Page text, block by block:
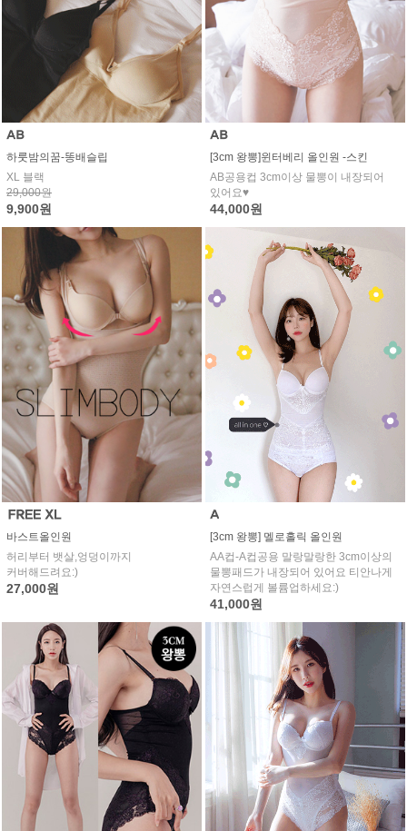
하룻밤의꿈-똥배슬립
XL 블랙
29,000원
9,900원
[3cm 왕뽕]윈터베리 올인원 -스킨
AB공용컵 3cm이상 물뽕이 내장되어
있어요♥
44,000원
바스트올인원
허리부터 뱃살,엉덩이까지
커버해드려요:)
27,000원
[3cm 왕뽕] 멜로홀릭 올인원
AA컵-A컵공용 말랑말랑한 3cm이상의
물뽕패드가 내장되어 있어요 티안나게
자연스럽게 볼륨업하세요:)
41,000원